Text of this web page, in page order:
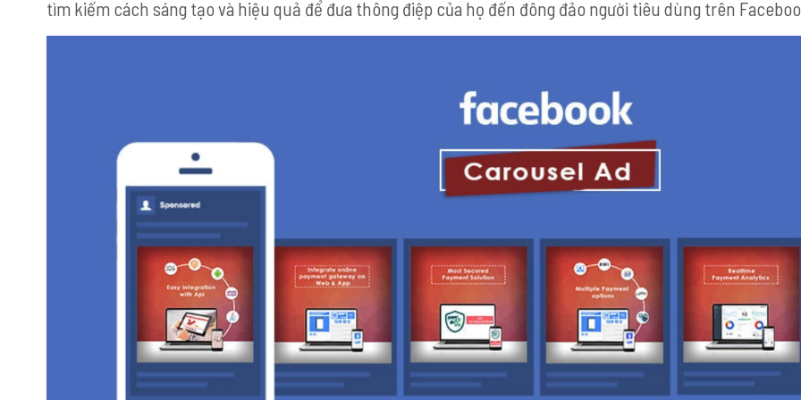
tìm kiếm cách sáng tạo và hiệu quả để đưa thông điệp của họ đến đông đảo người tiêu dùng trên